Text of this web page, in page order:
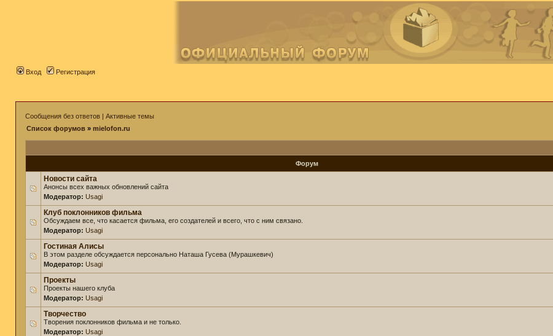
Вход Регистрация
Сообщения без ответов | Активные темы
Список форумов » mielofon.ru
Форум
Новости сайта
Анонсы всех важных обновлений сайта
Модератор: Usagi
Клуб поклонников фильма
Обсуждаем все, что касается фильма, его создателей и всего, что с ним связано.
Модератор: Usagi
Гостиная Алисы
В этом разделе обсуждается персонально Наташа Гусева (Мурашкевич)
Модератор: Usagi
Проекты
Проекты нашего клуба
Модератор: Usagi
Творчество
Творения поклонников фильма и не только.
Модератор: Usagi